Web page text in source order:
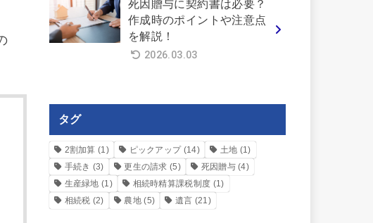
死因贈与に契約書は必要？
作成時のポイントや注意点
を解説！
2026.03.03
タグ
2割加算 (1) ピックアップ(14) 土地 (1)
手続き (3) 更生の請求 (5) 死因贈与(4)
生産緑地 (1) 相続時精算課税制度 (1)
相続税 (2) 農地(5) 遺言 (21)